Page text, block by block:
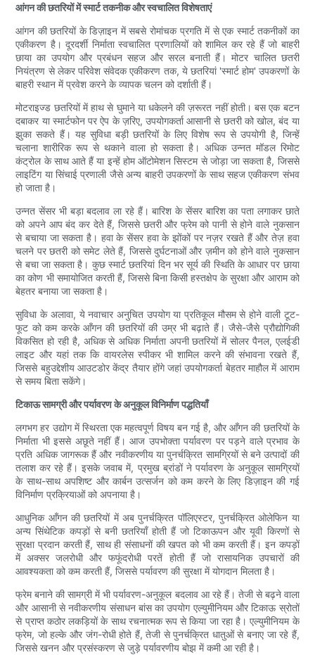
आंगन की छतरियों में स्मार्ट तकनीक और स्वचालित विशेषताएं
आंगन की छतरियों के डिज़ाइन में सबसे रोमांचक प्रगति में से एक स्मार्ट तकनीकों का
एकीकरण है। दूरदर्शी निर्माता स्वचालित प्रणालियों को शामिल कर रहे हैं जो बाहरी
छाया का उपयोग और प्रबंधन सहज और सरल बनाती हैं। मोटर चालित छतरी
नियंत्रण से लेकर परिवेश संवेदक एकीकरण तक, ये छतरियां 'स्मार्ट होम' उपकरणों के
बाहरी स्थान में प्रवेश करने के व्यापक चलन को दर्शाती हैं।
मोटराइज्ड छतरियों में हाथ से घुमाने या धकेलने की ज़रूरत नहीं होती। बस एक बटन
दबाकर या स्मार्टफोन पर ऐप के ज़रिए, उपयोगकर्ता आसानी से छतरी को खोल, बंद या
झुका सकते हैं। यह सुविधा बड़ी छतरियों के लिए विशेष रूप से उपयोगी है, जिन्हें
चलाना शारीरिक रूप से थकाने वाला हो सकता है। अधिक उन्नत मॉडल रिमोट
कंट्रोल के साथ आते हैं या इन्हें होम ऑटोमेशन सिस्टम से जोड़ा जा सकता है, जिससे
लाइटिंग या सिंचाई प्रणाली जैसे अन्य बाहरी उपकरणों के साथ सहज एकीकरण संभव
हो जाता है।
उन्नत सेंसर भी बड़ा बदलाव ला रहे हैं। बारिश के सेंसर बारिश का पता लगाकर छाते
को अपने आप बंद कर देते हैं, जिससे छतरी और फ्रेम को पानी से होने वाले नुकसान
से बचाया जा सकता है। हवा के सेंसर हवा के झोंकों पर नज़र रखते हैं और तेज़ हवा
चलने पर छतरी को समेट लेते हैं, जिससे दुर्घटनाओं और ज़मीन को होने वाले नुकसान
से बचा जा सकता है। कुछ स्मार्ट छतरियां दिन भर सूर्य की स्थिति के आधार पर छाया
का कोण भी समायोजित करती हैं, जिससे बिना किसी हस्तक्षेप के सुरक्षा और आराम को
बेहतर बनाया जा सकता है।
सुविधा के अलावा, ये नवाचार अनुचित उपयोग या प्रतिकूल मौसम से होने वाली टूट-
फूट को कम करके आँगन की छतरियों की उम्र भी बढ़ाते हैं। जैसे-जैसे प्रौद्योगिकी
विकसित हो रही है, अधिक से अधिक निर्माता अपनी छतरियों में सोलर पैनल, एलईडी
लाइट और यहां तक ​​कि वायरलेस स्पीकर भी शामिल करने की संभावना रखते हैं,
जिससे बहुउद्देशीय आउटडोर केंद्र तैयार होंगे जहां उपयोगकर्ता बेहतर माहौल में आराम
से समय बिता सकेंगे।
टिकाऊ सामग्री और पर्यावरण के अनुकूल विनिर्माण पद्धतियाँ
लगभग हर उद्योग में स्थिरता एक महत्वपूर्ण विषय बन गई है, और आँगन की छतरियों के
निर्माता भी इससे अछूते नहीं हैं। आज उपभोक्ता पर्यावरण पर पड़ने वाले प्रभाव के
प्रति अधिक जागरूक हैं और नवीकरणीय या पुनर्चक्रित सामग्रियों से बने उत्पादों की
तलाश कर रहे हैं। इसके जवाब में, प्रमुख ब्रांडों ने पर्यावरण के अनुकूल सामग्रियों
के साथ-साथ अपशिष्ट और कार्बन उत्सर्जन को कम करने के लिए डिज़ाइन की गई
विनिर्माण प्रक्रियाओं को अपनाया है।
आधुनिक आँगन की छतरियों में अब पुनर्चक्रित पॉलिएस्टर, पुनर्चक्रित ओलेफिन या
अन्य सिंथेटिक कपड़ों से बनी छतरियाँ होती हैं जो टिकाऊपन और यूवी किरणों से
सुरक्षा प्रदान करती हैं, साथ ही संसाधनों की खपत को भी कम करती हैं। इन कपड़ों
में अक्सर जलरोधी और फफूंदरोधी परतें होती हैं जो रासायनिक उपचारों की
आवश्यकता को कम करती हैं, जिससे पर्यावरण की सुरक्षा में योगदान मिलता है।
फ्रेम बनाने की सामग्री में भी पर्यावरण-अनुकूल बदलाव आ रहे हैं। तेजी से बढ़ने वाला
और आसानी से नवीकरणीय संसाधन बांस का उपयोग एल्युमीनियम और टिकाऊ स्रोतों
से प्राप्त कठोर लकड़ियों के साथ रचनात्मक रूप से किया जा रहा है। एल्युमीनियम के
फ्रेम, जो हल्के और जंग-रोधी होते हैं, तेजी से पुनर्चक्रित धातुओं से बनाए जा रहे हैं,
जिससे खनन और प्रसंस्करण से जुड़े पर्यावरणीय बोझ में कमी आ रही है।